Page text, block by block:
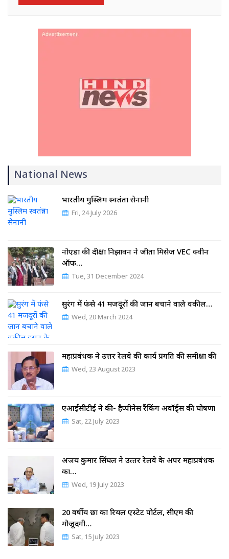
National News
भारतीय मुस्लिम स्वतंत्रता सेनानी
Fri, 24 July 2026
नोएडा की दीक्षा निझावन ने जीता मिसेज VEC क्वीन
ऑफ…
Tue, 31 December 2024
सुरंग में फंसे 41 मजदूरों की जान बचाने वाले वकील…
Wed, 20 March 2024
महाप्रबंधक ने उत्तर रेलवे की कार्य प्रगति की समीक्षा की
Wed, 23 August 2023
एआईसीटीई ने की- हैप्पीनेस रैंकिंग अवॉर्ड्स की घोषणा
Sat, 22 July 2023
अजय कुमार सिंघल ने उत्‍तर रेलवे के अपर महाप्रबंधक
का…
Wed, 19 July 2023
20 वर्षीय छात्र का रियल एस्टेट पोर्टल, सीएम की
मौजूदगी…
Sat, 15 July 2023